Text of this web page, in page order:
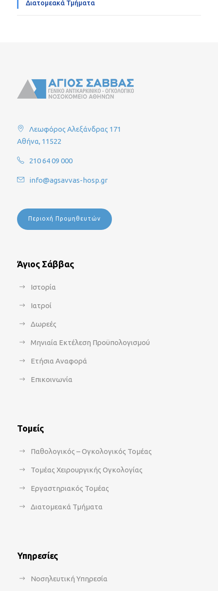
Διατομεακά Τμήματα
Λεωφόρος Αλεξάνδρας 171
Αθήνα, 11522
210 64 09 000
info@agsavvas-hosp.gr
Περιοχή Προμηθευτών
Άγιος Σάββας
Ιστορία
Ιατροί
Δωρεές
Μηνιαία Εκτέλεση Προϋπολογισμού
Ετήσια Αναφορά
Επικοινωνία
Τομείς
Παθολογικός – Ογκολογικός Τομέας
Τομέας Χειρουργικής Ογκολογίας
Εργαστηριακός Τομέας
Διατομεακά Τμήματα
Υπηρεσίες
Νοσηλευτική Υπηρεσία